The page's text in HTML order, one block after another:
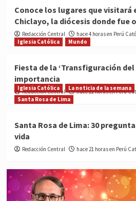
Conoce los lugares que visitará
Chiclayo, la diócesis donde fue
Redacción Central
hace 4 horas en Perú
Iglesia Católica
Mundo
Fiesta de la ‘Transfiguración
importancia
Redacción Central hace 21 horas en Perú
Iglesia Católica La noticia de la semana
Santa Rosa de Lima
Santa Rosa de Lima: 30
vida
Redacción Central hace 21 horas en Perú